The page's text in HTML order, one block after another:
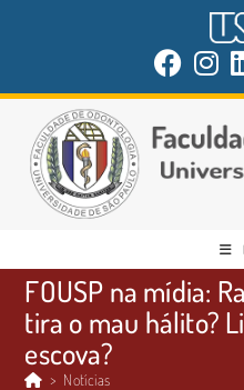
FOUSP na mídia:
tira o mau hálito?
escova?
> Notícias